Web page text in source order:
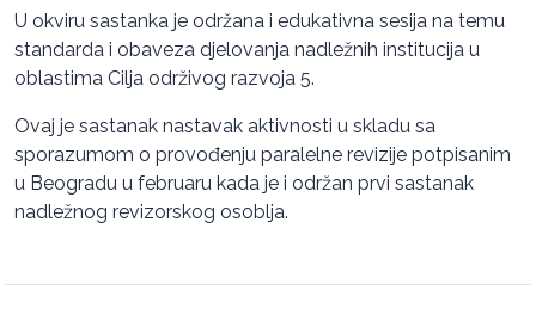
U okviru sastanka je održana i edukativna sesija na temu
standarda i obaveza djelovanja nadležnih institucija u
oblastima Cilja održivog razvoja 5.
Ovaj je sastanak nastavak aktivnosti u skladu sa
sporazumom o provođenju paralelne revizije potpisanim
u Beogradu u februaru kada je i održan prvi sastanak
nadležnog revizorskog osoblja.